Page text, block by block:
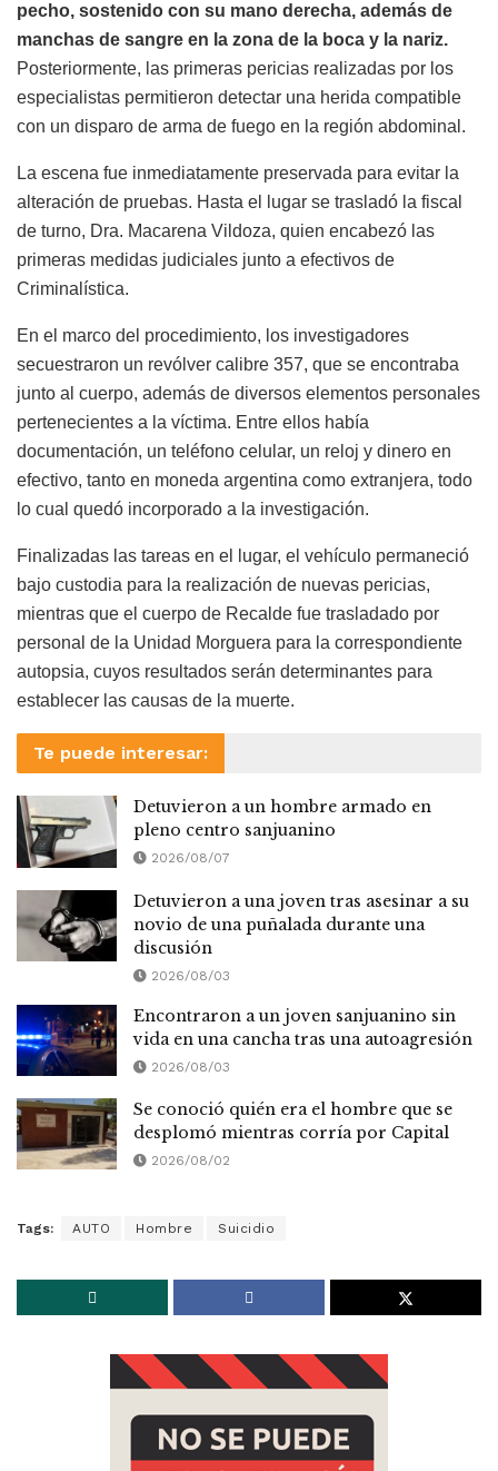
pecho, sostenido con su mano derecha, además de
manchas de sangre en la zona de la boca y la nariz.
Posteriormente, las primeras pericias realizadas por los
especialistas permitieron detectar una herida compatible
con un disparo de arma de fuego en la región abdominal.
La escena fue inmediatamente preservada para evitar la
alteración de pruebas. Hasta el lugar se trasladó la fiscal
de turno, Dra. Macarena Vildoza, quien encabezó las
primeras medidas judiciales junto a efectivos de
Criminalística.
En el marco del procedimiento, los investigadores
secuestraron un revólver calibre 357, que se encontraba
junto al cuerpo, además de diversos elementos personales
pertenecientes a la víctima. Entre ellos había
documentación, un teléfono celular, un reloj y dinero en
efectivo, tanto en moneda argentina como extranjera, todo
lo cual quedó incorporado a la investigación.
Finalizadas las tareas en el lugar, el vehículo permaneció
bajo custodia para la realización de nuevas pericias,
mientras que el cuerpo de Recalde fue trasladado por
personal de la Unidad Morguera para la correspondiente
autopsia, cuyos resultados serán determinantes para
establecer las causas de la muerte.
Te puede interesar:
Detuvieron a un hombre armado en
pleno centro sanjuanino
2026/08/07
Detuvieron a una joven tras asesinar a su
novio de una puñalada durante una
discusión
2026/08/03
Encontraron a un joven sanjuanino sin
vida en una cancha tras una autoagresión
2026/08/03
Se conoció quién era el hombre que se
desplomó mientras corría por Capital
2026/08/02
Tags: AUTO Hombre Suicidio